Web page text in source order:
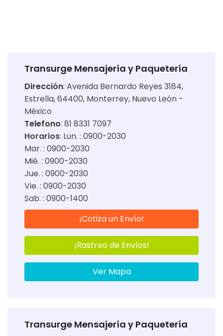
Transurge Mensajería y Paquetería
Dirección: Avenida Bernardo Reyes 3184,
Estrella, 64400, Monterrey, Nuevo León -
México
Telefono: 81 8331 7097
Horarios: Lun. : 0900-2030
Mar. : 0900-2030
Mié. : 0900-2030
Jue. : 0900-2030
Vie. : 0900-2030
Sab. : 0900-1400
¡Cotiza un Envío!
¡Rastreo de Envíos!
Ver Mapa
Transurge Mensajería y Paquetería